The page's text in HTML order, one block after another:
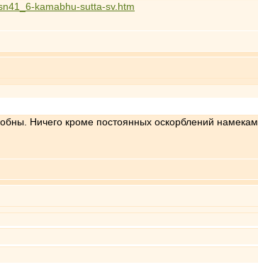
kamabhu-sutta-sv.htm
Ничего кроме постоянных оскорблений